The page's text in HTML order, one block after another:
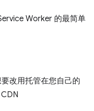
Worker 的最简单
改用托管在您自己的